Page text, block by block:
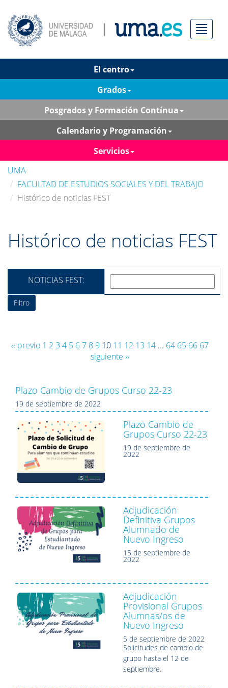
Menú
El centro
Grados
Posgrados y Formación Contínua
Calendario y Programación
Servicios
UMA
FACULTAD DE ESTUDIOS SOCIALES Y DEL TRABAJO
Histórico de noticias FEST
Histórico de noticias FEST
NOTICIAS FEST:
‹‹ previo 1 2 3 4 5 67 8 9 10 11 12 13 14 ... 64 65 66 67
siguiente ››
Plazo Cambio de Grupos Curso 22-23
19 de septiembre de 2022
Plazo Cambio de
Grupos Curso 22-23
19 de septiembre de
2022
Adjudicación
Definitiva Grupos
Alumnado de
Nuevo Ingreso
15 de septiembre de
2022
Adjudicación
Provisional Grupos
Alumnas/os de
Nuevo Ingreso
5 de septiembre de 2022
Solicitudes de cambio de
grupo hasta el 12 de
septiembre.